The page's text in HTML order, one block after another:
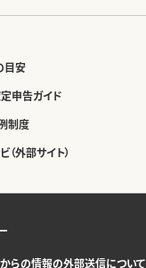
目安
申告ガイド
制度
外部サイト）
らの情報の外部送信について